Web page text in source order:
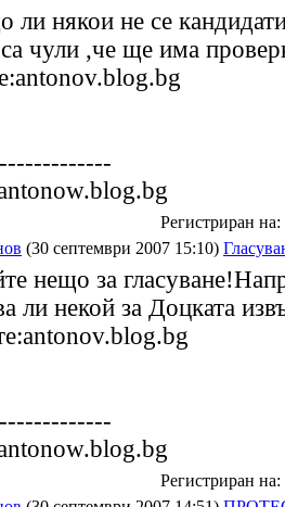
ли някои не се
чули ,че ще има
Регистриран
(30 септември 2007 15:10)
нещо за
ли некой за Доцката
Регистриран